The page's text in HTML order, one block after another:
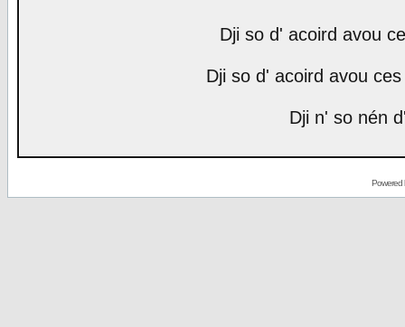
Dji so d' acoird avou
Dji so d' acoird avou
Dji n' so nén
Powered